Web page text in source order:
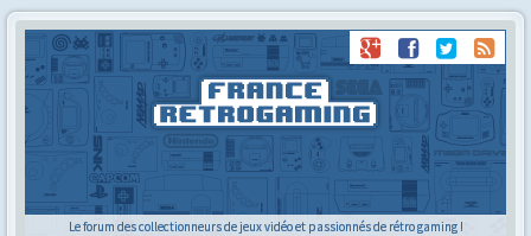
Le forum des collectionneurs de jeux vidéo et passionnés de rétro gaming !